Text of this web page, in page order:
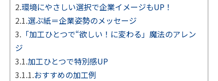
2.環境にやさしい選択で企業イメージもUP！
2.1.選ぶ紙＝企業姿勢のメッセージ
3. 「加工ひとつで“欲しい！に変わる」魔法のアレン
ジ
3.1.加工ひとつで特別感UP
3.1.1.おすすめの加工例